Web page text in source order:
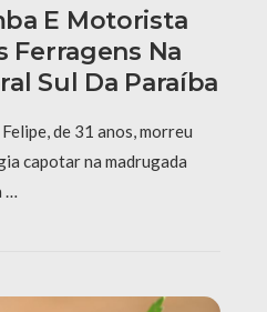
E Motorista
Ferragens Na
Sul Da Paraíba
de 31 anos, morreu
capotar na madrugada
…